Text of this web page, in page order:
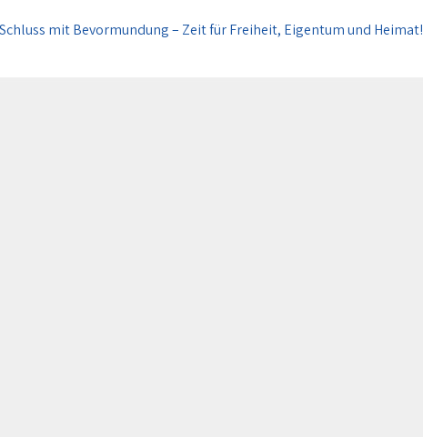
Schluss mit Bevormundung – Zeit für Freiheit, Eigentum und Heimat!